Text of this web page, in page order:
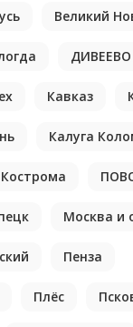
Великий
Кавказ
Калуга
Кострома
Москва и
Пенза
Плёс